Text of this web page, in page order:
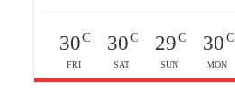
30 C
FRI
30 C
SAT
29 C
SUN
30 C
MON